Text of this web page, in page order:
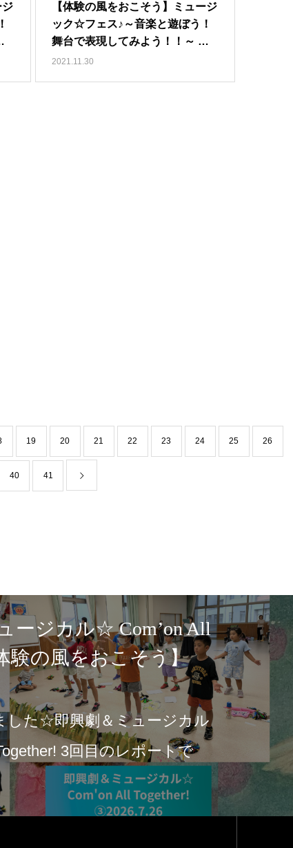
ジ
！～ …
【体験の風をおこそう】ミュージ
ック☆フェス♪～音楽と遊ぼう！
舞台で表現してみよう！！～ …
2021.11.30
19 20 21 22 23 24 25 26
40 41
即興劇＆ミュージカル☆
Together!【体験の風をおこそ
②2026.7.12
即興劇＆ミュージカル☆ Com'on All
回目のレポートです♫紙芝居と「こま
す…